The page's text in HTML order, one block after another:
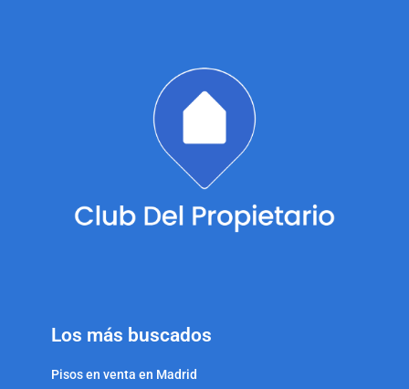
Los más buscados
Pisos en venta en Madrid